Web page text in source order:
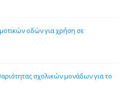
οδών για χρήση σε
σχολικών μονάδων για το